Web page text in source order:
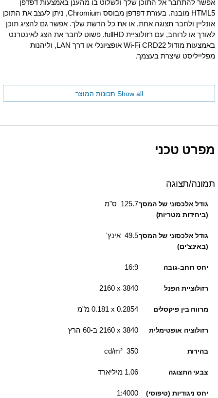
אפשר להתחבר אל התוכן שלך ולשלוט בו מהענן באמצעות דפדפן
HTML5 מובנה. בעזרת דפדפן מבוסס Chromium, ניתן לעצב את התוכן
אונליין ולחבר תצוגה אחת, או את כל הרשת שלך. אפשר גם להציג תוכן
לאורך או לרוחב, עם רזולוציית fullHD. פשוט לחבר את הצג לאינטרנט
באמצעות מודול Wi-Fi CRD22 אופציונלי או דרך LAN, וליהנות
מפלייליסט שיצרת בעצמך.
Show all תכונות המוצר
מפרט טכני
תמונה/תצוגה
גודל אלכסוני של המסך
(ביחידות מטריות)
125.7 ס"מ
גודל אלכסוני של המסך
(באינצ'ים)
49.5 אינץ'
יחס רוחב-גובה 16:9
רזולוציית הפנל 3840 x ‏2160
מרווח בין פיקסלים 0.2854 x ‏0.181 מ"מ
רזולוציה אופטימלית 3840 x ‏2160 ב-60 הרץ
בהירות 350 cd/m²
צבעי התצוגה 1.06 מיליארד
יחס ניגודיות (טיפוסי) 4000‏:1